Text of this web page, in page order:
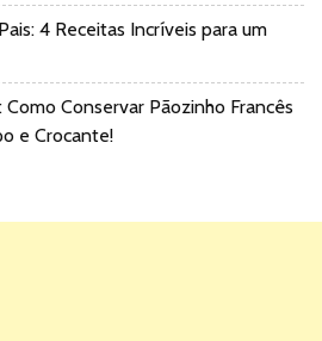
4 Receitas Incríveis para um
Conservar Pãozinho Francês
e Crocante!